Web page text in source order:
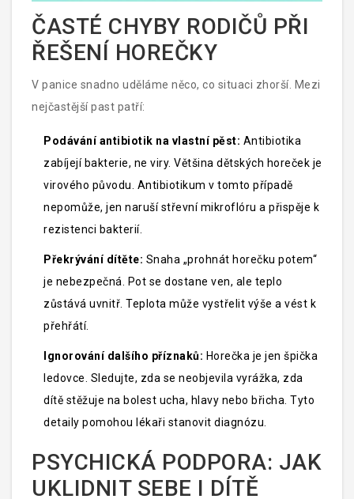
ČASTÉ CHYBY RODIČŮ PŘI
ŘEŠENÍ HOREČKY
V panice snadno uděláme něco, co situaci zhorší. Mezi
nejčastější past patří:
Podávání antibiotik na vlastní pěst: Antibiotika
zabíjejí bakterie, ne viry. Většina dětských horeček je
virového původu. Antibiotikum v tomto případě
nepomůže, jen naruší střevní mikroflóru a přispěje k
rezistenci bakterií.
Překrývání dítěte: Snaha „prohnát horečku potem“
je nebezpečná. Pot se dostane ven, ale teplo
zůstává uvnitř. Teplota může vystřelit výše a vést k
přehřátí.
Ignorování dalšího příznaků: Horečka je jen špička
ledovce. Sledujte, zda se neobjevila vyrážka, zda
dítě stěžuje na bolest ucha, hlavy nebo břicha. Tyto
detaily pomohou lékaři stanovit diagnózu.
PSYCHICKÁ PODPORA: JAK
UKLIDNIT SEBE I DÍTĚ